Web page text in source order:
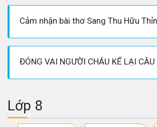
Lớp 8